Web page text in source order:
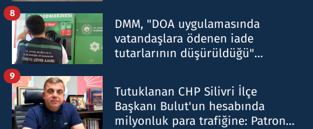
DMM, "DOA uygulamasında
vatandaşlara ödenen iade
tutarlarının düşürüldüğü"
8
Tutuklanan CHP Silivri İlçe
Başkanı Bulut'un hesabında
milyonluk para trafiğine: Patron
9